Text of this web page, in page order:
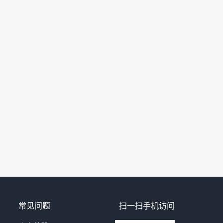
常见问题 扫一扫手机访问